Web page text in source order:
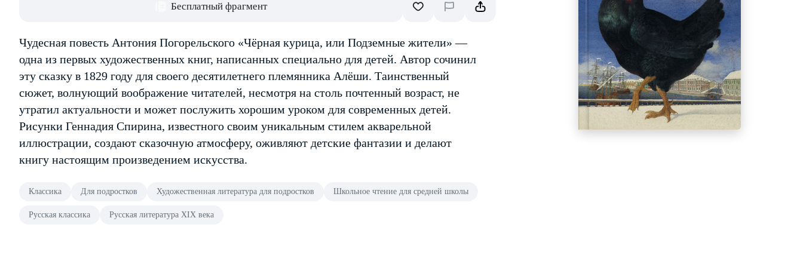
Бесплатный фрагмент
Чудесная повесть Антония Погорельского «Чёрная курица, или Подземные жители» —
одна из первых художественных книг, написанных специально для детей. Автор сочинил
эту сказку в 1829 году для своего десятилетнего племянника Алёши. Таинственный
сюжет, волнующий воображение читателей, несмотря на столь почтенный возраст, не
утратил актуальности и может послужить хорошим уроком для современных детей.
Рисунки Геннадия Спирина, известного своим уникальным стилем акварельной
иллюстрации, создают сказочную атмосферу, оживляют детские фантазии и делают
книгу настоящим произведением искусства.
Классика Для подростков Художественная литература для подростков Школьное чтение для средней школы
Русская классика Русская литература XIX века